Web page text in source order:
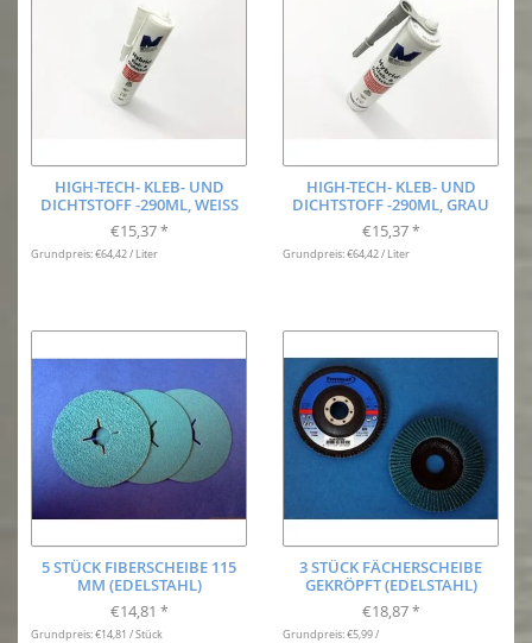
HIGH-TECH- KLEB- UND
DICHTSTOFF -290ML, WEISS
€15,37 *
Grundpreis: €64,42 / Liter
HIGH-TECH- KLEB- UND
DICHTSTOFF -290ML, GRAU
€15,37 *
Grundpreis: €64,42 / Liter
5 STÜCK FIBERSCHEIBE 115
MM (EDELSTAHL)
€14,81 *
Grundpreis: €14,81 / Stück
3 STÜCK FÄCHERSCHEIBE
GEKRÖPFT (EDELSTAHL)
€18,87 *
Grundpreis: €5,99 /